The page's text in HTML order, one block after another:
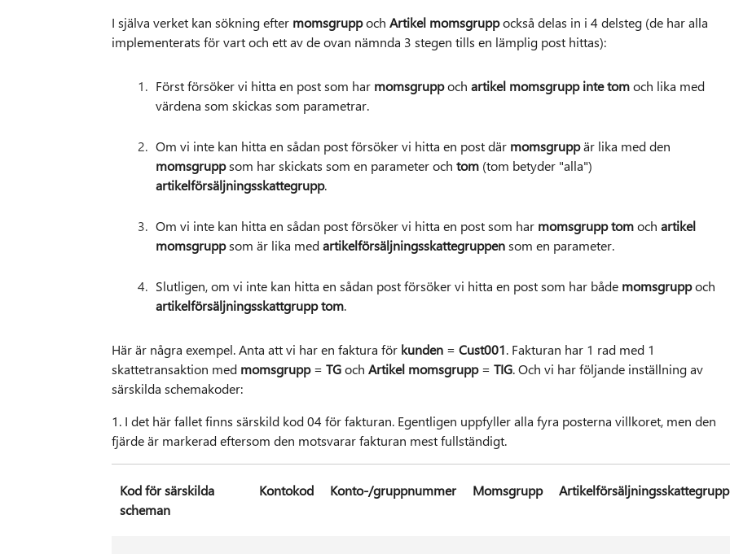
I själva verket kan sökning efter momsgruppoch Artikel momsgruppockså delas in i 4 delsteg (de har alla
implementerats för vart och ett av de ovan nämnda 3 stegen tills en lämplig post hittas):
Först försöker vi hitta en post som har momsgruppoch artikel momsgrupp inte tomoch lika med
värdena som skickas som parametrar.
Om vi inte kan hitta en sådan post försöker vi hitta en post där momsgruppär lika med den
momsgruppsom har skickats som en parameter och tom(tom betyder "alla")
artikelförsäljningsskattegrupp.
Om vi inte kan hitta en sådan post försöker vi hitta en post som har momsgrupp tomoch artikel
momsgruppsom är lika medartikelförsäljningsskattegruppensom en parameter.
Slutligen, om vi inte kan hitta en sådan post försöker vi hitta en post som har både momsgruppoch
artikelförsäljningsskattgrupp tom.
Här är några exempel. Anta att vi har en faktura för kunden = Cust001. Fakturan har 1 rad med 1
skattetransaktion med momsgrupp= TGoch Artikel momsgrupp= TIG. Och vi har följande inställning av
särskilda schemakoder:
1. I det här fallet finns särskild kod 04 för fakturan. Egentligen uppfyller alla fyra posterna villkoret, men den
fjärde är markerad eftersom den motsvarar fakturan mest fullständigt.
Kod för särskilda
scheman
Kontokod Konto-/gruppnummer Momsgrupp Artikelförsäljningsskattegrupp